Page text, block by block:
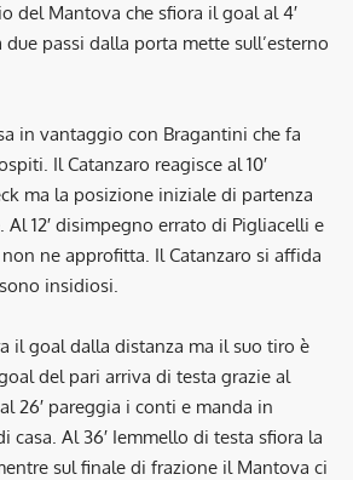
del Mantova che sfiora il goal al 4′
passi dalla porta mette sull’esterno
in vantaggio con Bragantini che fa
Il Catanzaro reagisce al 10′
ma la posizione iniziale di partenza
Al 12′ disimpegno errato di Pigliacelli e
ne approfitta. Il Catanzaro si affida
insidiosi.
il goal dalla distanza ma il suo tiro è
del pari arriva di testa grazie al
26′ pareggia i conti e manda in
Al 36′ Iemmello di testa sfiora la
sul finale di frazione il Mantova ci